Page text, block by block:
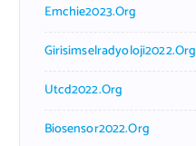
Emchie2023.org
Girisimselradyoloji2022.org
Utcd2022.org
Biosensor2022.org